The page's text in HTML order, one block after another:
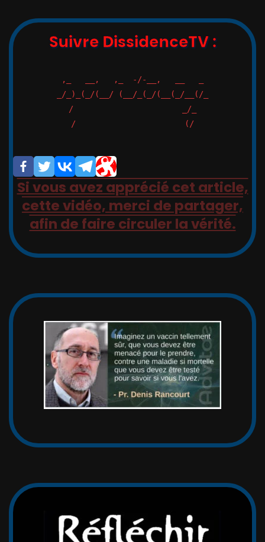
Suivre DissidenceTV :
,_   __,   ,_  -/-__,   __   _
_/_)_(_/(__/ (__/_(_/(__(_/__(/_
/                       _/_
/                       (/
Si vous avez apprécié cet article,
cette vidéo, merci de partager,
afin de faire circuler la vérité.